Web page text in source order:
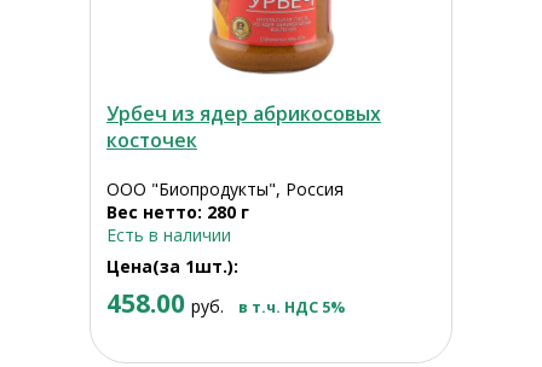
Урбеч из ядер абрикосовых
косточек
ООО "Биопродукты", Россия
Вес нетто: 280 г
Есть в наличии
Цена(за 1шт.):
458.00 руб. в т.ч. НДС 5%